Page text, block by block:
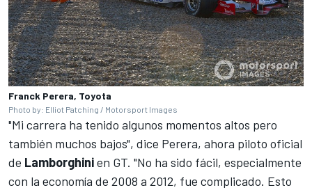
Franck Perera, Toyota
Photo by: Elliot Patching / Motorsport Images
"Mi carrera ha tenido algunos momentos altos pero
también muchos bajos", dice Perera, ahora piloto oficial
de Lamborghinien GT. "No ha sido fácil, especialmente
con la economía de 2008 a 2012, fue complicado. Esto